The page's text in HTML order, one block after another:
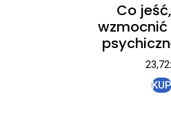
Co
walkę z
23,72
KUP